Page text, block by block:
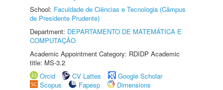
School: Faculdade de Ciências e Tecnologia (Câmpus
de Presidente Prudente)
Department: DEPARTAMENTO DE MATEMÁTICA E
COMPUTAÇÃO
Academic Appointment Category: RDIDP Academic
title: MS-3.2
Orcid
CV Lattes
Google Scholar
Scopus
Fapesp
Dimensions